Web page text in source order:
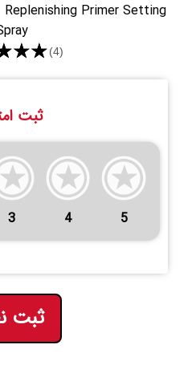
Primer Setting
(4)
ثبت
3 4 5
ثبت